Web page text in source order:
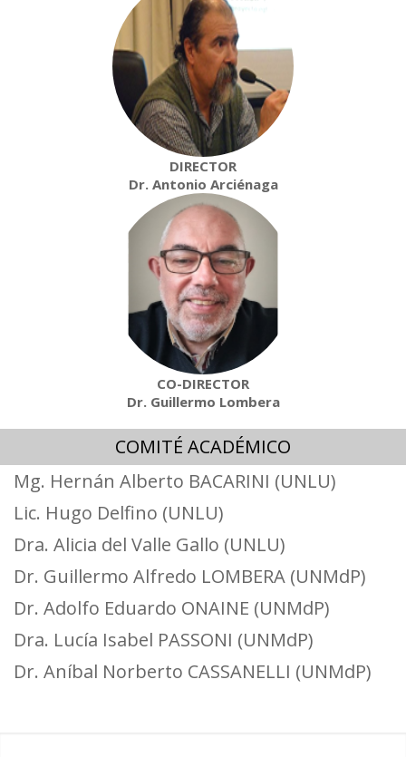
DIRECTOR
Dr. Antonio Arciénaga
CO-DIRECTOR
Dr. Guillermo Lombera
COMITÉ ACADÉMICO
Mg. Hernán Alberto BACARINI (UNLU)
Lic. Hugo Delfino (UNLU)
Dra. Alicia del Valle Gallo (UNLU)
Dr. Guillermo Alfredo LOMBERA (UNMdP)
Dr. Adolfo Eduardo ONAINE (UNMdP)
Dra. Lucía Isabel PASSONI (UNMdP)
Dr. Aníbal Norberto CASSANELLI (UNMdP)